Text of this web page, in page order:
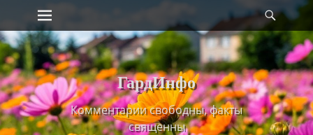
Skip
to
content
Primary Menu
ГардИнфо
Комментарии свободны, факты
священны